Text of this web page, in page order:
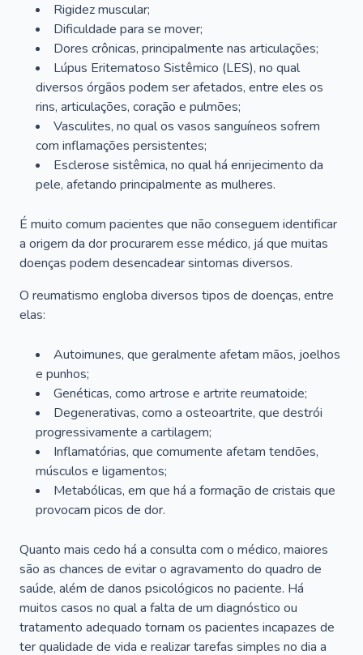
Rigidez muscular;
Dificuldade para se mover;
Dores crônicas, principalmente nas articulações;
Lúpus Eritematoso Sistêmico (LES), no qual
diversos órgãos podem ser afetados, entre eles os
rins, articulações, coração e pulmões;
Vasculites, no qual os vasos sanguíneos sofrem
com inflamações persistentes;
Esclerose sistêmica, no qual há enrijecimento da
pele, afetando principalmente as mulheres.
É muito comum pacientes que não conseguem identificar
a origem da dor procurarem esse médico, já que muitas
doenças podem desencadear sintomas diversos.
O reumatismo engloba diversos tipos de doenças, entre
elas:
Autoimunes, que geralmente afetam mãos, joelhos
e punhos;
Genéticas, como artrose e artrite reumatoide;
Degenerativas, como a osteoartrite, que destrói
progressivamente a cartilagem;
Inflamatórias, que comumente afetam tendões,
músculos e ligamentos;
Metabólicas, em que há a formação de cristais que
provocam picos de dor.
Quanto mais cedo há a consulta com o médico, maiores
são as chances de evitar o agravamento do quadro de
saúde, além de danos psicológicos no paciente. Há
muitos casos no qual a falta de um diagnóstico ou
tratamento adequado tornam os pacientes incapazes de
ter qualidade de vida e realizar tarefas simples no dia a